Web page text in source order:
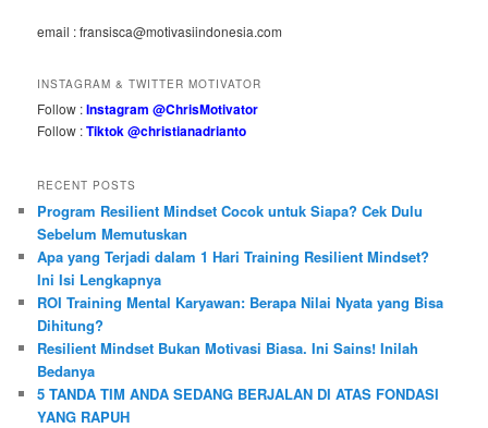
email : fransisca@motivasiindonesia.com
INSTAGRAM & TWITTER MOTIVATOR
Follow :Instagram @ChrisMotivator
Follow :Tiktok @christianadrianto
RECENT POSTS
Program Resilient Mindset Cocok untuk Siapa? Cek Dulu
Sebelum Memutuskan
Apa yang Terjadi dalam 1 Hari Training Resilient Mindset?
Ini Isi Lengkapnya
ROI Training Mental Karyawan: Berapa Nilai Nyata yang Bisa
Dihitung?
Resilient Mindset Bukan Motivasi Biasa. Ini Sains! Inilah
Bedanya
5 TANDA TIM ANDA SEDANG BERJALAN DI ATAS FONDASI
YANG RAPUH